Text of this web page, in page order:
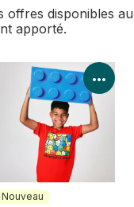
disponibles
apporté.
détails du produit
Nouveau